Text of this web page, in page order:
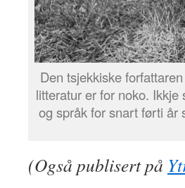
Den tsjekkiske
litteratur er for noko.
og språk for snart førti år
(Også publisert på